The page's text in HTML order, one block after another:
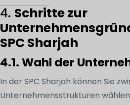
4. Schritte zur
SPC Sharjah
4.1. Wahl der
In der SPC Sharjah können Sie
Unternehmensstrukturen